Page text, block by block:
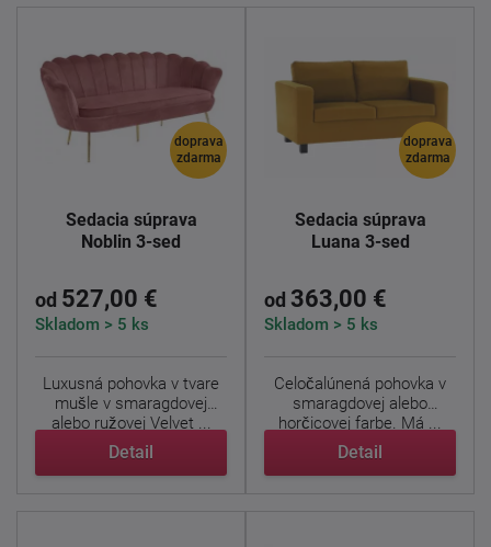
doprava
zdarma
Sedacia súprava
Noblin 3-sed
od 527,00 €
Skladom > 5 ks
Luxusná pohovka v tvare
mušle v smaragdovej
alebo ružovej Velvet ...
Detail
doprava
zdarma
Sedacia súprava
Luana 3-sed
od 363,00 €
Skladom > 5 ks
Celočalúnená pohovka v
smaragdovej alebo
horčicovej farbe. Má ...
Detail